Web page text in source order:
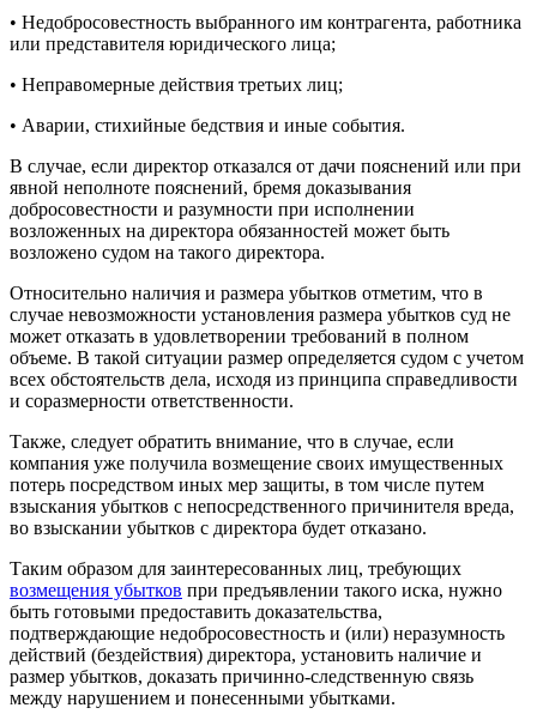
• Недобросовестность выбранного им контрагента, работника
или представителя юридического лица;
• Неправомерные действия третьих лиц;
• Аварии, стихийные бедствия и иные события.
В случае, если директор отказался от дачи пояснений или при
явной неполноте пояснений, бремя доказывания
добросовестности и разумности при исполнении
возложенных на директора обязанностей может быть
возложено судом на такого директора.
Относительно наличия и размера убытков отметим, что в
случае невозможности установления размера убытков суд не
может отказать в удовлетворении требований в полном
объеме. В такой ситуации размер определяется судом с учетом
всех обстоятельств дела, исходя из принципа справедливости
и соразмерности ответственности.
Также, следует обратить внимание, что в случае, если
компания уже получила возмещение своих имущественных
потерь посредством иных мер защиты, в том числе путем
взыскания убытков с непосредственного причинителя вреда,
во взыскании убытков с директора будет отказано.
Таким образом для заинтересованных лиц, требующих
возмещения убытков при предъявлении такого иска, нужно
быть готовыми предоставить доказательства,
подтверждающие недобросовестность и (или) неразумность
действий (бездействия) директора, установить наличие и
размер убытков, доказать причинно-следственную связь
между нарушением и понесенными убытками.